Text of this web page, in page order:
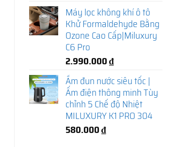
Máy lọc không khí ô tô
Khử Formaldehyde Bằng
Ozone Cao Cấp|Miluxury
C6 Pro
2.990.000₫
Ấm đun nước siêu tốc |
Ấm điện thông minh Tùy
chỉnh 5 Chế độ Nhiệt
MILUXURY K1 PRO 304
580.000₫